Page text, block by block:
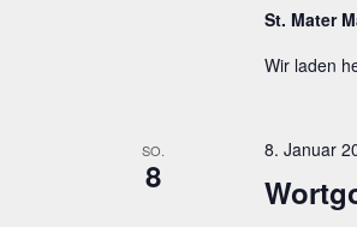
St. Mater
Wir laden
SO.
8
8. Januar